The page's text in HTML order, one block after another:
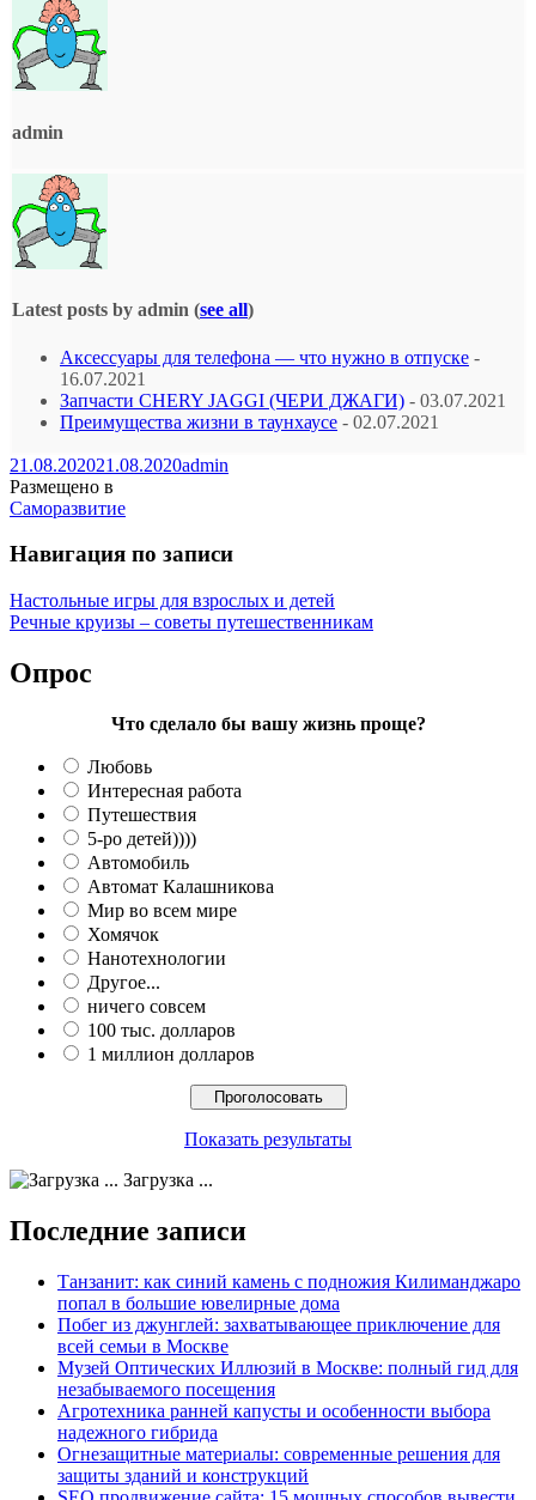
admin
Latest posts by admin (see all)
Аксессуары для телефона — что нужно в отпуске -
16.07.2021
Запчасти CHERY JAGGI (ЧЕРИ ДЖАГИ) - 03.07.2021
Преимущества жизни в таунхаусе - 02.07.2021
21.08.202021.08.2020admin
Размещено в
Саморазвитие
Навигация по записи
Настольные игры для взрослых и детей
Речные круизы – советы путешественникам
Опрос
Что сделало бы вашу жизнь проще?
Любовь
Интересная работа
Путешествия
5-ро детей))))
Автомобиль
Автомат Калашникова
Мир во всем мире
Хомячок
Нанотехнологии
Другое...
ничего совсем
100 тыс. долларов
1 миллион долларов
Показать результаты
Загрузка ...
Последние записи
Танзанит: как синий камень с подножия Килиманджаро
попал в большие ювелирные дома
Побег из джунглей: захватывающее приключение для
всей семьи в Москве
Музей Оптических Иллюзий в Москве: полный гид для
незабываемого посещения
Агротехника ранней капусты и особенности выбора
надежного гибрида
Огнезащитные материалы: современные решения для
защиты зданий и конструкций